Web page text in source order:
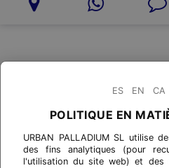
ES EN CA
POLITIQUE EN
URBAN PALLADIUM SL utilise
des fins analytiques (pour
l'utilisation du site web) et des